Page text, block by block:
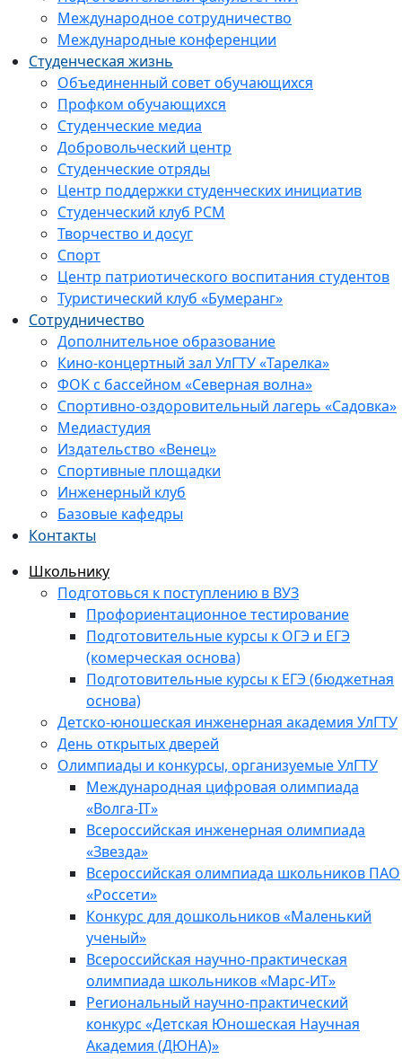
Международное сотрудничество
Международные конференции
Студенческая жизнь
Объединенный совет обучающихся
Профком обучающихся
Студенческие медиа
Добровольческий центр
Студенческие отряды
Центр поддержки студенческих инициатив
Студенческий клуб РСМ
Творчество и досуг
Спорт
Центр патриотического воспитания студентов
Туристический клуб «Бумеранг»
Сотрудничество
Дополнительное образование
Кино-концертный зал УлГТУ «Тарелка»
ФОК с бассейном «Северная волна»
Спортивно-оздоровительный лагерь «Садовка»
Медиастудия
Издательство «Венец»
Спортивные площадки
Инженерный клуб
Базовые кафедры
Контакты
Школьнику
Подготовься к поступлению в ВУЗ
Профориентационное тестирование
Подготовительные курсы к ОГЭ и ЕГЭ
(комерческая основа)
Подготовительные курсы к ЕГЭ (бюджетная
основа)
Детско-юношеская инженерная академия УлГТУ
День открытых дверей
Олимпиады и конкурсы, организуемые УлГТУ
Международная цифровая олимпиада
«Волга-IT»
Всероссийская инженерная олимпиада
«Звезда»
Всероссийская олимпиада школьников ПАО
«Россети»
Конкурс для дошкольников «Маленький
ученый»
Всероссийская научно-практическая
олимпиада школьников «Марс-ИТ»
Региональный научно-практический
конкурс «Детская Юношеская Научная
Академия (ДЮНА)»